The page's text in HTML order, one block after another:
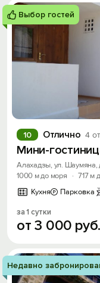
Выбор гостей
Отлично 4
10
Мини-
Алахадзы, ул. Шаумяна,
1000 м до моря
· 717 м
Кухня
Парковка
за 1 сутки
от3 000 руб.
Недавно